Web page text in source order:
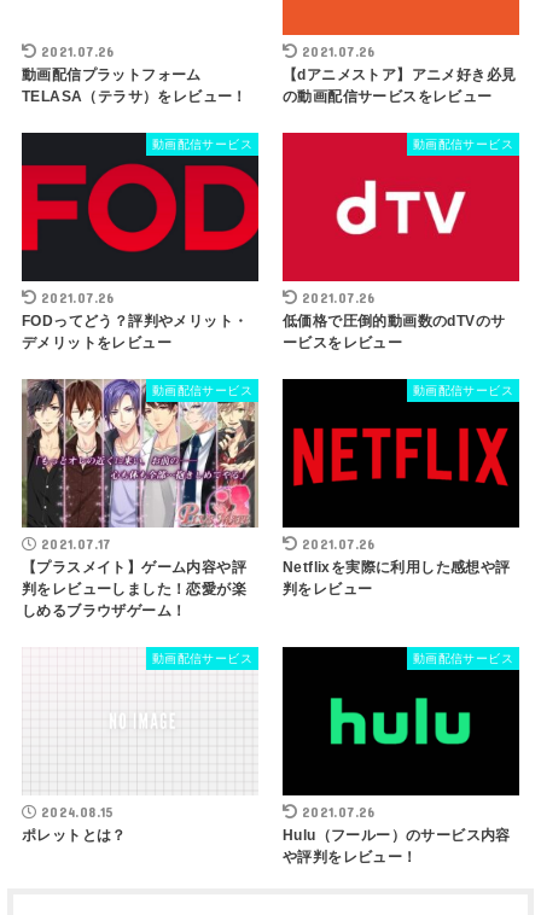
2021.07.26
動画配信プラットフォーム
TELASA（テラサ）をレビュー！
2021.07.26
【dアニメストア】アニメ好き必見
の動画配信サービスをレビュー
動画配信サービス
2021.07.26
FODってどう？評判やメリット・
デメリットをレビュー
動画配信サービス
2021.07.26
低価格で圧倒的動画数のdTVのサ
ービスをレビュー
動画配信サービス
2021.07.17
【プラスメイト】ゲーム内容や評
判をレビューしました！恋愛が楽
しめるブラウザゲーム！
動画配信サービス
2021.07.26
Netflixを実際に利用した感想や評
判をレビュー
動画配信サービス
2024.08.15
ポレットとは？
動画配信サービス
2021.07.26
Hulu（フールー）のサービス内容
や評判をレビュー！